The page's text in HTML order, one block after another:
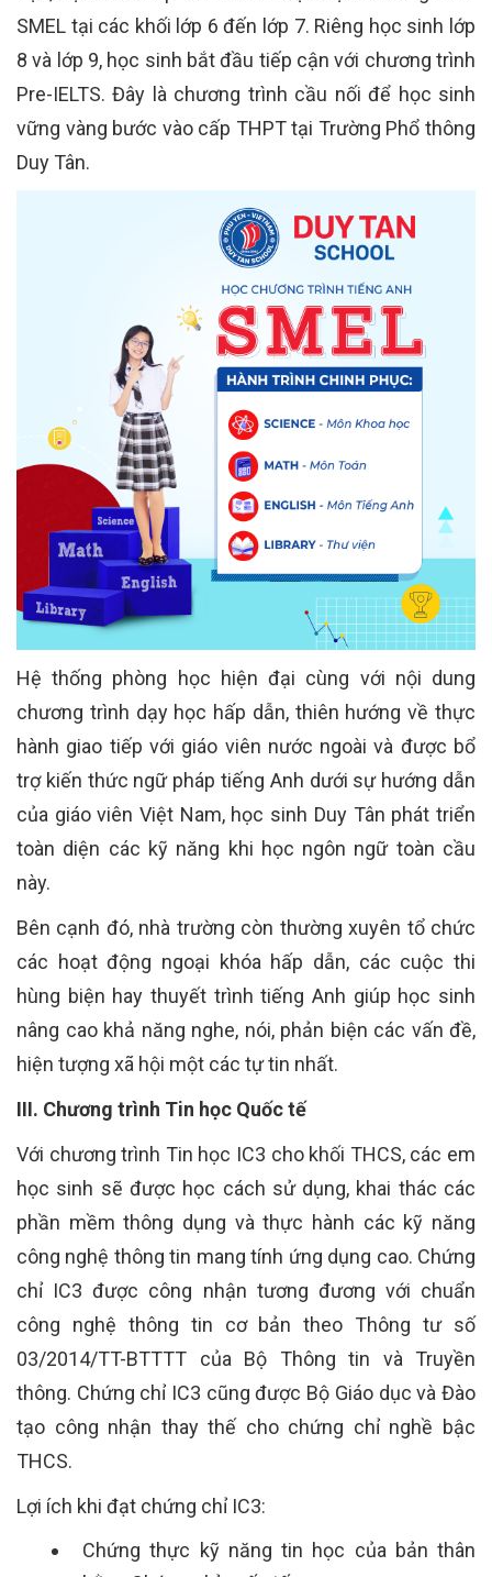
SMEL tại các khối lớp 6 đến lớp 7. Riêng học sinh lớp
8 và lớp 9, học sinh bắt đầu tiếp cận với chương trình
Pre-IELTS. Đây là chương trình cầu nối để học sinh
vững vàng bước vào cấp THPT tại Trường Phổ thông
Duy Tân.
Hệ thống phòng học hiện đại cùng với nội dung
chương trình dạy học hấp dẫn, thiên hướng về thực
hành giao tiếp với giáo viên nước ngoài và được bổ
trợ kiến thức ngữ pháp tiếng Anh dưới sự hướng dẫn
của giáo viên Việt Nam, học sinh Duy Tân phát triển
toàn diện các kỹ năng khi học ngôn ngữ toàn cầu
này.
Bên cạnh đó, nhà trường còn thường xuyên tổ chức
các hoạt động ngoại khóa hấp dẫn, các cuộc thi
hùng biện hay thuyết trình tiếng Anh giúp học sinh
nâng cao khả năng nghe, nói, phản biện các vấn đề,
hiện tượng xã hội một các tự tin nhất.
III. Chương trình Tin học Quốc tế
Với chương trình Tin học IC3 cho khối THCS, các em
học sinh sẽ được học cách sử dụng, khai thác các
phần mềm thông dụng và thực hành các kỹ năng
công nghệ thông tin mang tính ứng dụng cao. Chứng
chỉ IC3 được công nhận tương đương với chuẩn
công nghệ thông tin cơ bản theo Thông tư số
03/2014/TT-BTTTT của Bộ Thông tin và Truyền
thông. Chứng chỉ IC3 cũng được Bộ Giáo dục và Đào
tạo công nhận thay thế cho chứng chỉ nghề bậc
THCS.
Lợi ích khi đạt chứng chỉ IC3:
Chứng thực kỹ năng tin học của bản thân